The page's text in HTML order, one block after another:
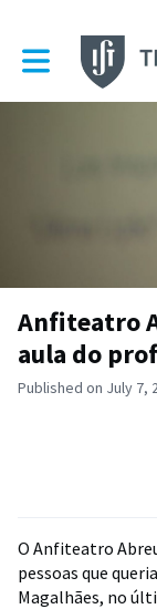
Toggle main
Anfiteatro
aula do
Published on July 7,
O Anfiteatro
pessoas que
Magalhães, no